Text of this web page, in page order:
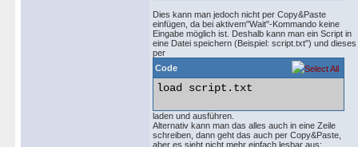
Wait 2
Wave announcement.wav
Print Waiting for wave file is
Wait !StateIsActive,WavePlayed
Wait 1
HookOn
Dies kann man jedoch nicht per Copy&Paste
einfügen, da bei aktivem"Wait"-Kommando keine
Eingabe möglich ist. Deshalb kann man ein Script in
eine Datei speichern (Beispiel: script.txt") und dieses
per
Code
load script.txt
laden und ausführen.
Alternativ kann man das alles auch in eine Zeile
schreiben, dann geht das auch per Copy&Paste,
aber es sieht nicht mehr einfach lesbar aus: